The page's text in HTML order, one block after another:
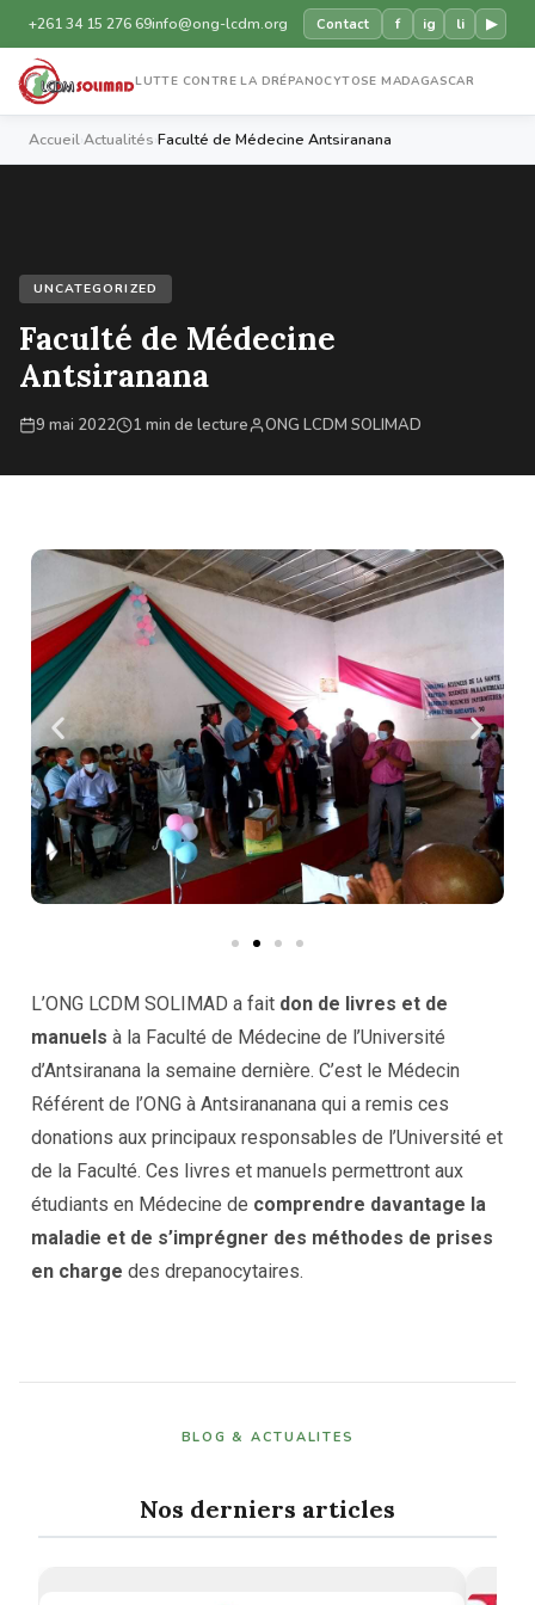
+261 34 15 276 69info@ong-lcdm.org Contact f ig li ▶
LUTTE CONTRE LA DRÉPANOCYTOSE MADAGASCAR
AccueilActualités Faculté de Médecine Antsiranana
UNCATEGORIZED
Faculté de Médecine
Antsiranana
9 mai 2022 1 min de lecture ONG LCDM SOLIMAD
L’ONG LCDM SOLIMAD a fait don de livres et de
manuels à la Faculté de Médecine de l’Université
d’Antsiranana la semaine dernière. C’est le Médecin
Référent de l’ONG à Antsirananana qui a remis ces
donations aux principaux responsables de l’Université et
de la Faculté. Ces livres et manuels permettront aux
étudiants en Médecine de comprendre davantage la
maladie et de s’imprégner des méthodes de prises
en charge des drepanocytaires.
BLOG & ACTUALITES
Nos derniers articles